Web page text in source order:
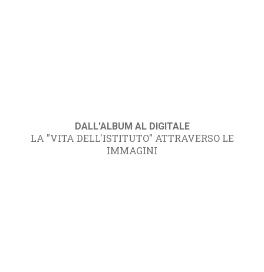
DALL'ALBUM AL DIGITALE
LA "VITA DELL'ISTITUTO" ATTRAVERSO LE
IMMAGINI